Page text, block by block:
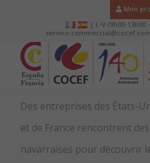
Mon
| L-V (9h00-13h00
Des entreprises des États-
et de France rencontrent
navarraises pour découvrir